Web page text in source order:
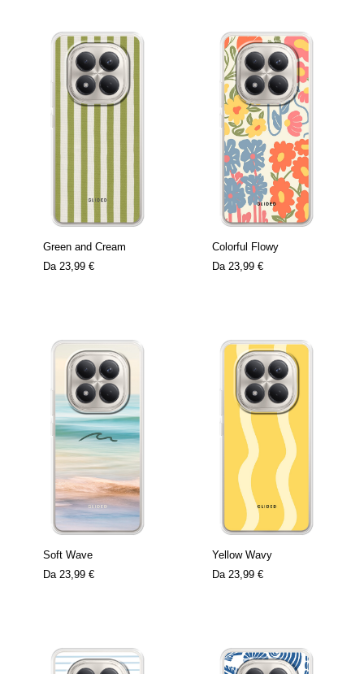
Green and Cream
Da 23,99 €
Colorful Flowy
Da 23,99 €
Soft Wave
Da 23,99 €
Yellow Wavy
Da 23,99 €